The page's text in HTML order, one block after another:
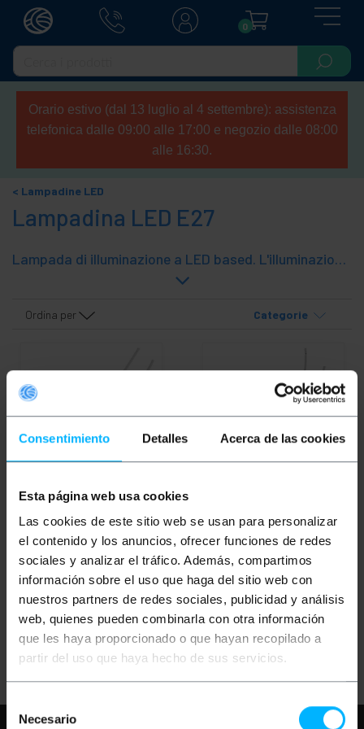
Consentimiento Detalles Acerca de las cookies
Esta página web usa cookies
Las cookies de este sitio web se usan para personalizar
el contenido y los anuncios, ofrecer funciones de redes
sociales y analizar el tráfico. Además, compartimos
información sobre el uso que haga del sitio web con
nuestros partners de redes sociales, publicidad y análisis
web, quienes pueden combinarla con otra información
que les haya proporcionado o que hayan recopilado a
partir del uso que haya hecho de sus servicios.
Selección
Necesario
0
Orario estivo (dal 13 luglio al 4 settembre): assistenza
telefonica dalle 09:00 alle 17:00 e negozio dalle 08:00
alle 16:30.
Lampadine LED
Lampadina LED E27
Lampada di illuminazione a LED based. L'illuminazione a LED è caratterizzata da un'elevata emissione luminosa rispetto a noi con il suo basso consumo energetico. Bulbi alla classe A di efficienza energetica. Anche molto bello emettere luce. Riflettore lampadina tipo modelli e E27 a vite Edison.
Ordina per Categorie
G5.3 G6.35 MR16 per
lampadina alogena 15
cm
PVP
0,32€
0,32€ IVA inc.
PVD
0,25€
Consegna immediata
REF:
Quantità
GZ10 per lampadina
alogena 15 cm
PVP
0,42€
0,42€ IVA inc.
PVD
0,33€
Consegna immediata
Quantità